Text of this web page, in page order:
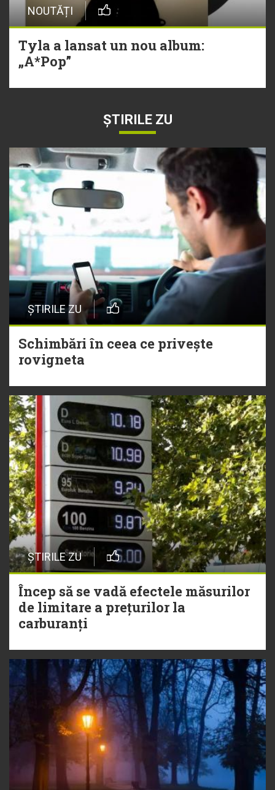
NOUTĂȚI
Tyla a lansat un nou album:
„A*Pop”
ȘTIRILE ZU
ȘTIRILE ZU
Schimbări în ceea ce privește
rovigneta
ȘTIRILE ZU
Încep să se vadă efectele măsurilor
de limitare a prețurilor la
carburanți